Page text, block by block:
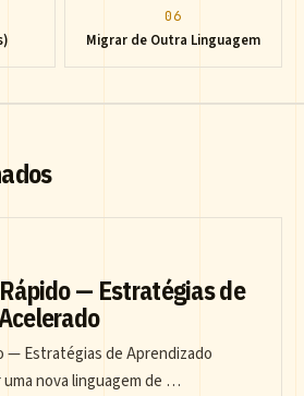
06
Migrar de Outra Linguagem
— Estratégias de
— Estratégias de Aprendizado
nova linguagem de …